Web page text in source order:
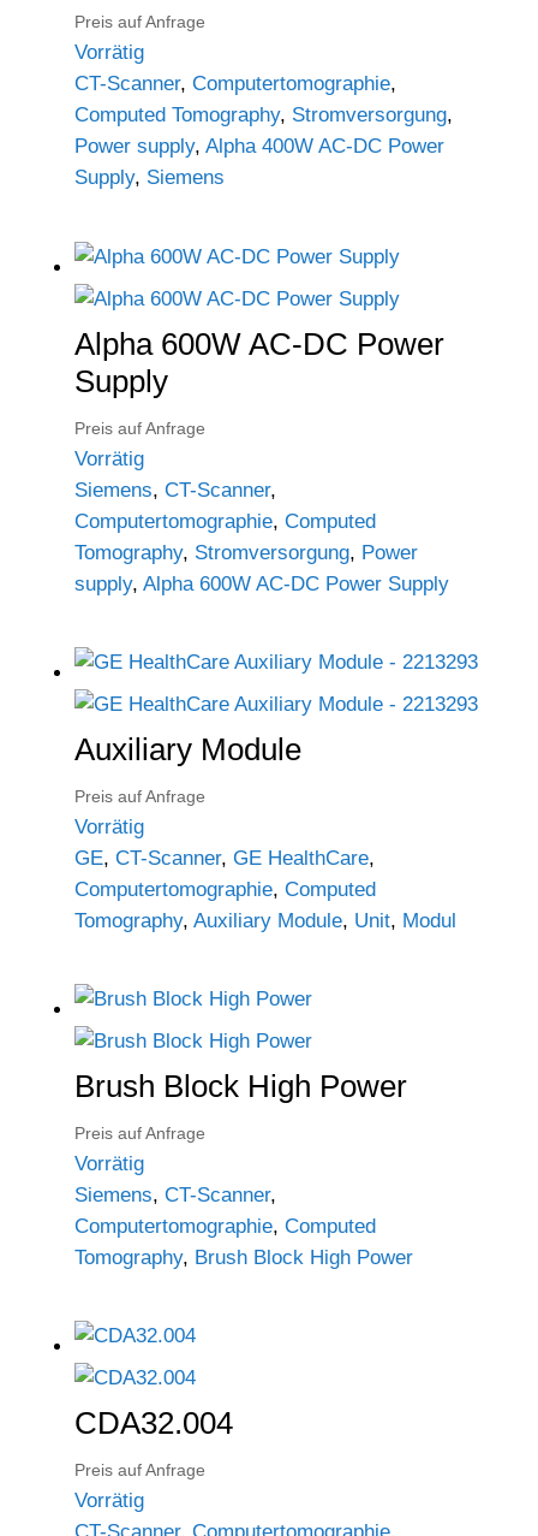
Preis auf Anfrage
Vorrätig
CT-Scanner, Computertomographie,
Computed Tomography, Stromversorgung,
Power supply, Alpha 400W AC-DC Power
Supply, Siemens
Alpha 600W AC-DC Power
Supply
Preis auf Anfrage
Vorrätig
Siemens, CT-Scanner,
Computertomographie, Computed
Tomography, Stromversorgung, Power
supply, Alpha 600W AC-DC Power Supply
Auxiliary Module
Preis auf Anfrage
Vorrätig
GE, CT-Scanner, GE HealthCare,
Computertomographie, Computed
Tomography, Auxiliary Module, Unit, Modul
Brush Block High Power
Preis auf Anfrage
Vorrätig
Siemens, CT-Scanner,
Computertomographie, Computed
Tomography, Brush Block High Power
CDA32.004
Preis auf Anfrage
Vorrätig